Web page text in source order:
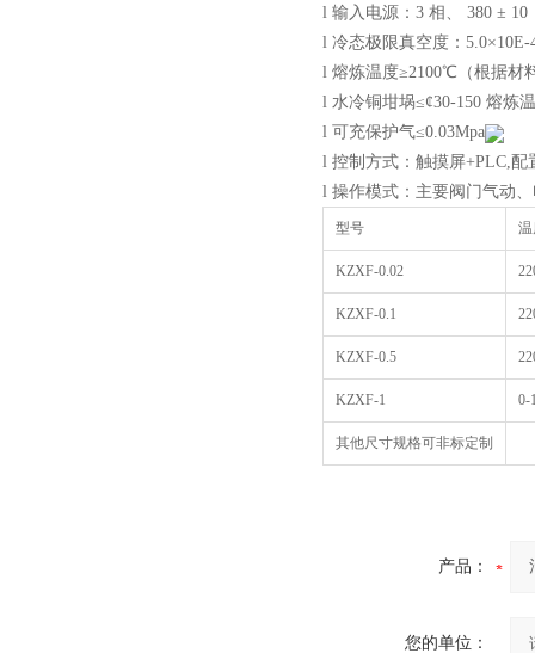
l 输入电源：3 相、 380 ± 10
l 冷态极限真空度：5.0×10E-
l 熔炼温度≥2100℃（根据材
l 水冷铜坩埚≤¢30-150 熔炼
l 可充保护气≤0.03Mpa
l 控制方式：触摸屏+PLC,配
l 操作模式：主要阀门气动
型号
KZXF-0.02
KZXF-0.1
KZXF-0.5
KZXF-1 0-
其他尺寸规格可非标定制
产品：
您的单位：